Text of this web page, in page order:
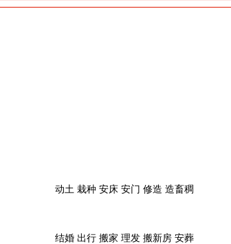
动土 栽种 安床 安门 修造 造畜稠
结婚 出行 搬家 理发 搬新房 安葬